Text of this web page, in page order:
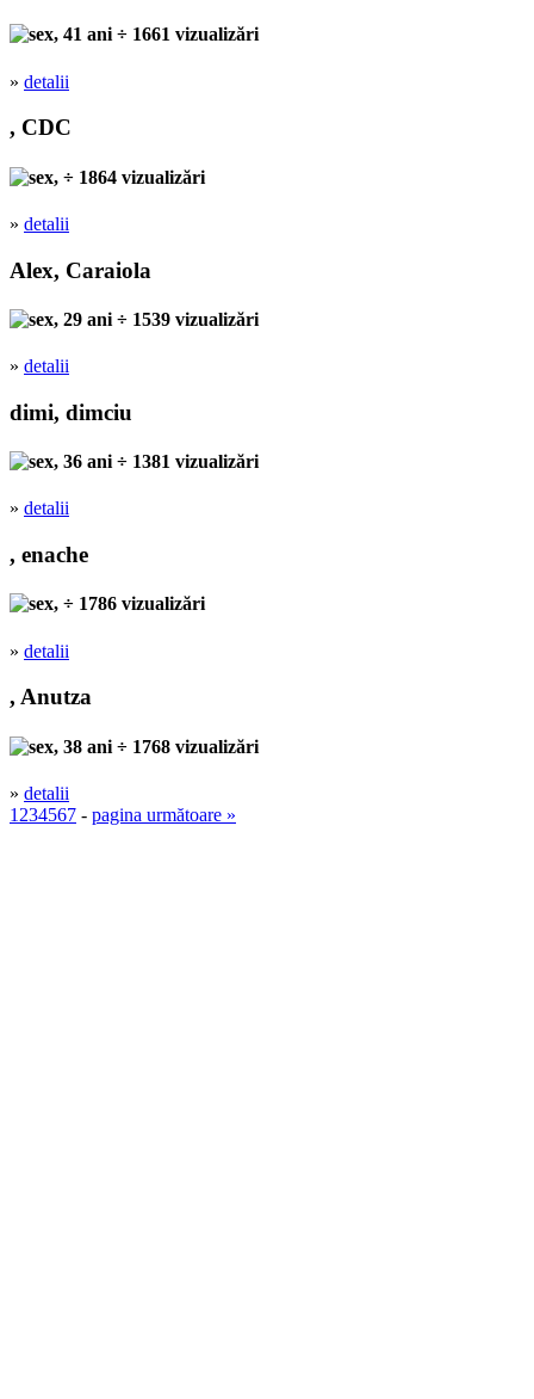
, 41 ani ÷ 1661 vizualizări
» detalii
, CDC
, ÷ 1864 vizualizări
» detalii
Alex, Caraiola
, 29 ani ÷ 1539 vizualizări
» detalii
dimi, dimciu
, 36 ani ÷ 1381 vizualizări
» detalii
, enache
, ÷ 1786 vizualizări
» detalii
, Anutza
, 38 ani ÷ 1768 vizualizări
» detalii
1 234567 - pagina următoare »